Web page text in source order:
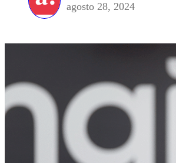
agosto 28, 2024